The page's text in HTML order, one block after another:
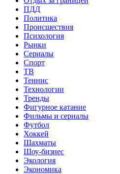
ПДД
Политика
Происшествия
Психология
Рынки
Сериалы
Спорт
ТВ
Теннис
Технологии
Тренды
Фигурное катание
Фильмы и сериалы
Футбол
Хоккей
Шахматы
Шоу-бизнес
Экология
Экономика